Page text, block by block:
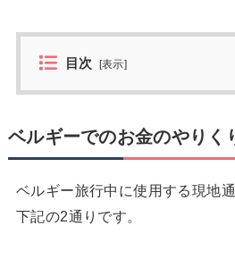
目次 [表示]
ベルギーでのお金のやりく
ベルギー旅行中に使用する現地
下記の2通りです。